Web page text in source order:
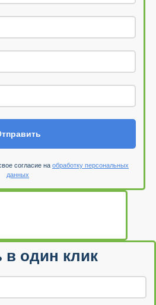
согласие на обработку персональных
данных
в один клик